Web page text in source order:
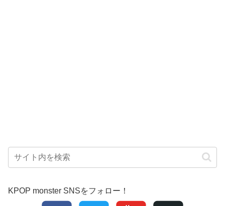
KPOP monster SNSをフォロー！